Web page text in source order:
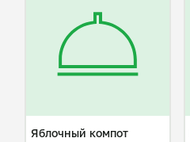
Яблочный компот